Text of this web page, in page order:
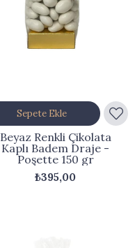
Beyaz Renkli Çikolata
Kaplı Badem Draje -
Poşette 150 gr
₺395,00
Sepete Ekle